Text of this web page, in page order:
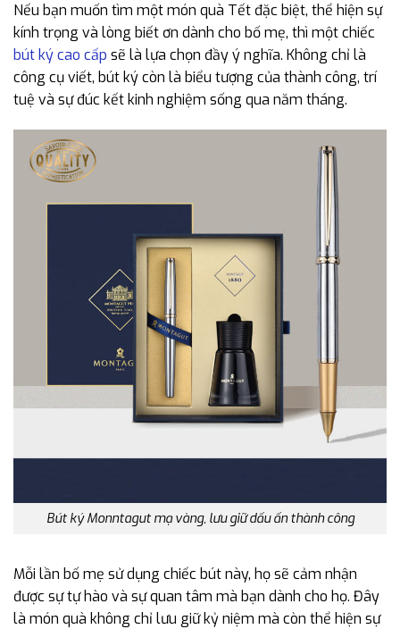
Nếu bạn muốn tìm một món quà Tết đặc biệt, thể hiện sự
kính trọng và lòng biết ơn dành cho bố mẹ, thì một chiếc
bút ký cao cấp sẽ là lựa chọn đầy ý nghĩa. Không chỉ là
công cụ viết, bút ký còn là biểu tượng của thành công, trí
tuệ và sự đúc kết kinh nghiệm sống qua năm tháng.
Bút ký Monntagut mạ vàng, lưu giữ dấu ấn thành công
Mỗi lần bố mẹ sử dụng chiếc bút này, họ sẽ cảm nhận
được sự tự hào và sự quan tâm mà bạn dành cho họ. Đây
là món quà không chỉ lưu giữ kỷ niệm mà còn thể hiện sự